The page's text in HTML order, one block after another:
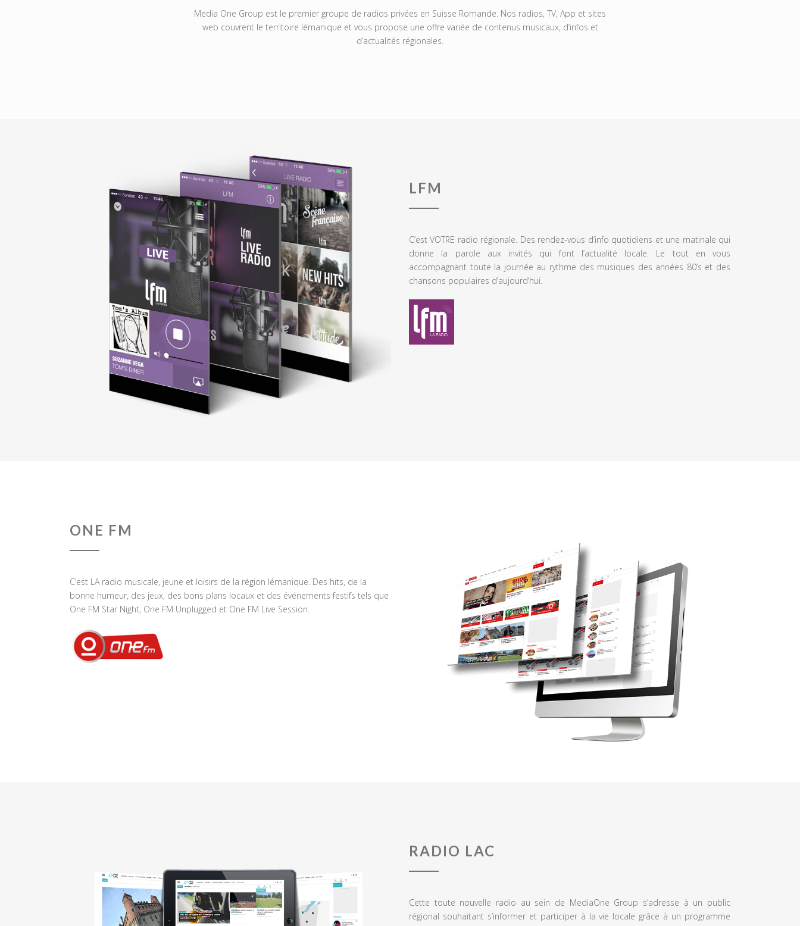
Media One Group est le premier groupe de radios privées en Suisse Romande. Nos radios, TV, App et sites
web couvrent le territoire lémanique et vous propose une offre variée de contenus musicaux, d’infos et
d’actualités régionales.
LFM
C’est VOTRE radio régionale. Des rendez-vous d’info quotidiens et une matinale qui
donne la parole aux invités qui font l’actualité locale. Le tout en vous
accompagnant toute la journée au rythme des musiques des années 80’s et des
chansons populaires d’aujourd’hui.
ONE FM
C’est LA radio musicale, jeune et loisirs de la région lémanique. Des hits, de la
bonne humeur, des jeux, des bons plans locaux et des événements festifs tels que
One FM Star Night, One FM Unplugged et One FM Live Session.
RADIO LAC
Cette toute nouvelle radio au sein de MediaOne Group s’adresse à un public
régional souhaitant s’informer et participer à la vie locale grâce à un programme